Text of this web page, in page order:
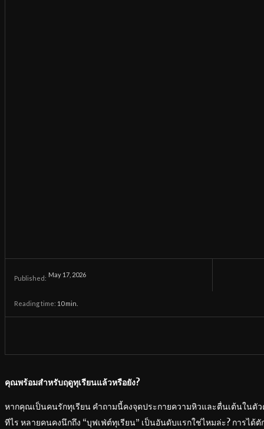
Published: May 17, 2026
Reading time: 10min.
คุณพร้อมสำหรับฤดูทุเรียนแล้วหรือยัง?
หากคุณเป็นคนรักทุเรียน คำถามนี้คงจุดประกายความหิวและตื่นเต้นในตั
ทีไร หลายคนคงนึกถึง “บุฟเฟ่ต์ทุเรียน” เป็นอันดับแรกใช่ไหมล่ะ? การได้